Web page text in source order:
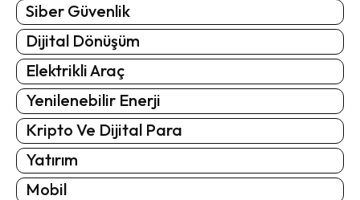
Siber Güvenlik
Dijital Dönüşüm
Elektrikli Araç
Yenilenebilir Enerji
Kripto Ve Dijital Para
Yatırım
Mobil